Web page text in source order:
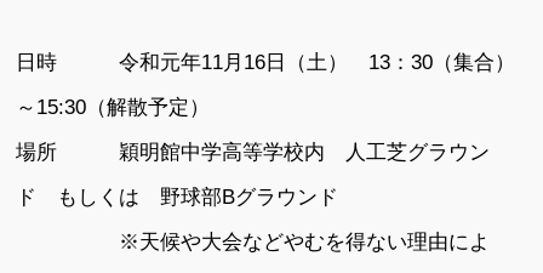
日時 令和元年11月16日（土） 13：30（集合）
～15:30（解散予定）
場所 穎明館中学高等学校内 人工芝グラウン
ド もしくは 野球部Bグラウンド
※天候や大会などやむを得ない理由によ